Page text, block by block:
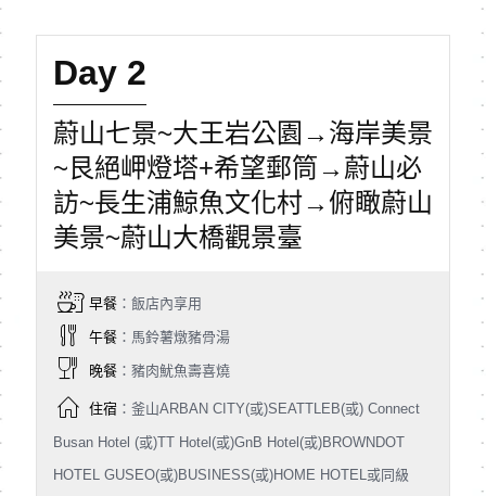
Day 2
蔚山七景~大王岩公園→海岸美景
~艮絕岬燈塔+希望郵筒→蔚山必
訪~長生浦鯨魚文化村→俯瞰蔚山
美景~蔚山大橋觀景臺
早餐：飯店內享用
午餐：馬鈴薯燉豬骨湯
晚餐：豬肉魷魚壽喜燒
住宿：釜山ARBAN CITY(或)SEATTLEB(或) Connect
Busan Hotel (或)TT Hotel(或)GnB Hotel(或)BROWNDOT
HOTEL GUSEO(或)BUSINESS(或)HOME HOTEL或同級